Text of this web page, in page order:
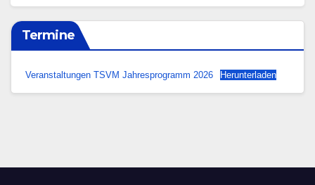
Termine
Veranstaltungen TSVM Jahresprogramm 2026 Herunterladen